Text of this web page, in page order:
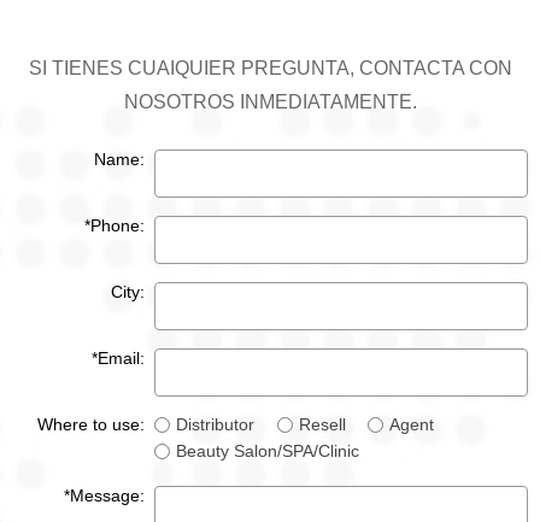
SI TIENES CUAIQUIER PREGUNTA, CONTACTA CON
NOSOTROS INMEDIATAMENTE.
Name:
*Phone:
City:
*Email:
Where to use: Distributor Resell
Agent
Beauty Salon/SPA/Clinic
*Message: